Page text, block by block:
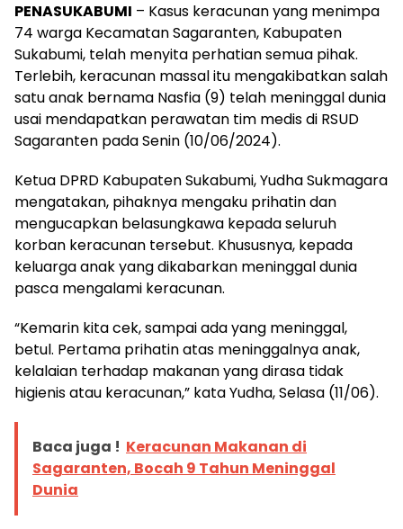
PENASUKABUMI – Kasus keracunan yang menimpa
74 warga Kecamatan Sagaranten, Kabupaten
Sukabumi, telah menyita perhatian semua pihak.
Terlebih, keracunan massal itu mengakibatkan salah
satu anak bernama Nasfia (9) telah meninggal dunia
usai mendapatkan perawatan tim medis di RSUD
Sagaranten pada Senin (10/06/2024).
Ketua DPRD Kabupaten Sukabumi, Yudha Sukmagara
mengatakan, pihaknya mengaku prihatin dan
mengucapkan belasungkawa kepada seluruh
korban keracunan tersebut. Khususnya, kepada
keluarga anak yang dikabarkan meninggal dunia
pasca mengalami keracunan.
“Kemarin kita cek, sampai ada yang meninggal,
betul. Pertama prihatin atas meninggalnya anak,
kelalaian terhadap makanan yang dirasa tidak
higienis atau keracunan,” kata Yudha, Selasa (11/06).
Baca juga ! Keracunan Makanan di
Sagaranten, Bocah 9 Tahun Meninggal
Dunia